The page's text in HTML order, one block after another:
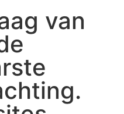
van